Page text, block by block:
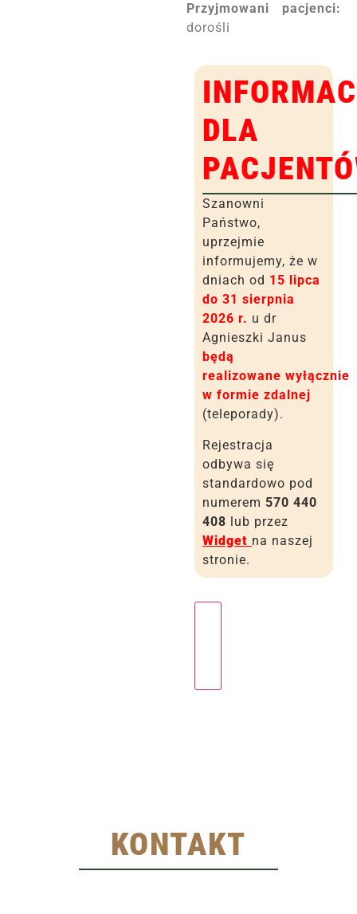
Przyjmowani pacjenci:
dorośli
DLA
Szanowni
Państwo,
uprzejmie
informujemy, że w
dniach od 15 lipca
do 31 sierpnia
2026 r. u dr
Agnieszki Janus
będą
realizowane wyłącznie
w formie zdalnej
(teleporady).
Rejestracja
odbywa się
standardowo pod
numerem 570 440
408 lub przez
Widget na naszej
stronie.
KONTAKT